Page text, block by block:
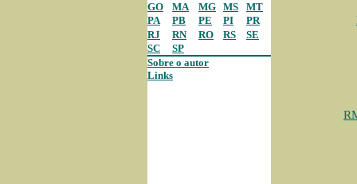
GO
MA MG MS
MT
PA
PB PE PI
PR
RJ
RN RO RS
SE
SC
SP
Sobre o autor
Links